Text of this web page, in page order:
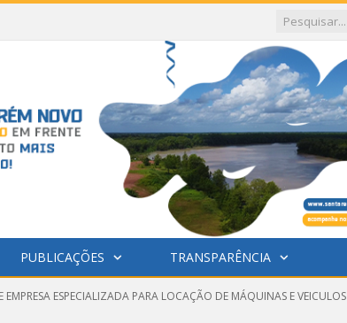
PUBLICAÇÕES TRANSPARÊNCIA
ESPECIALIZADA PARA LOCAÇÃO DE MÁQUINAS E VEICULOS